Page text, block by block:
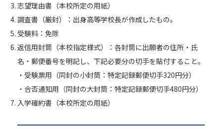
志望理由書（本校所定の用紙）
調査書（厳封）：出身高等学校長が作成したもの。
受験料：免除
返信用封筒（本校指定様式）：各封筒に出願者の住所・氏
名・郵便番号を明記し、下記必要分の切手を貼付すること。
・受験票用（同封の小封筒：特定記録郵便切手320円分）
・合否通知用（同封の大封筒：特定記録郵便切手480円分）
入学確約書（本校所定の用紙）